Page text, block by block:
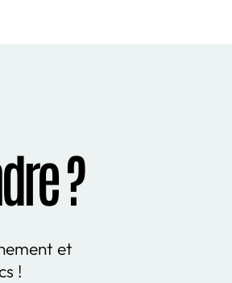
?
et
!